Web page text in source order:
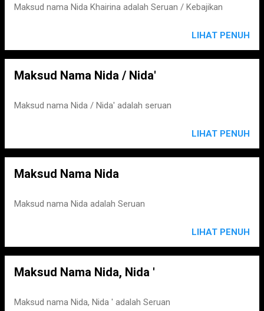
Maksud nama Nida Khairina adalah Seruan / Kebajikan
LIHAT PENUH
Maksud Nama Nida / Nida'
Maksud nama Nida / Nida' adalah seruan
LIHAT PENUH
Maksud Nama Nida
Maksud nama Nida adalah Seruan
LIHAT PENUH
Maksud Nama Nida, Nida '
Maksud nama Nida, Nida ' adalah Seruan